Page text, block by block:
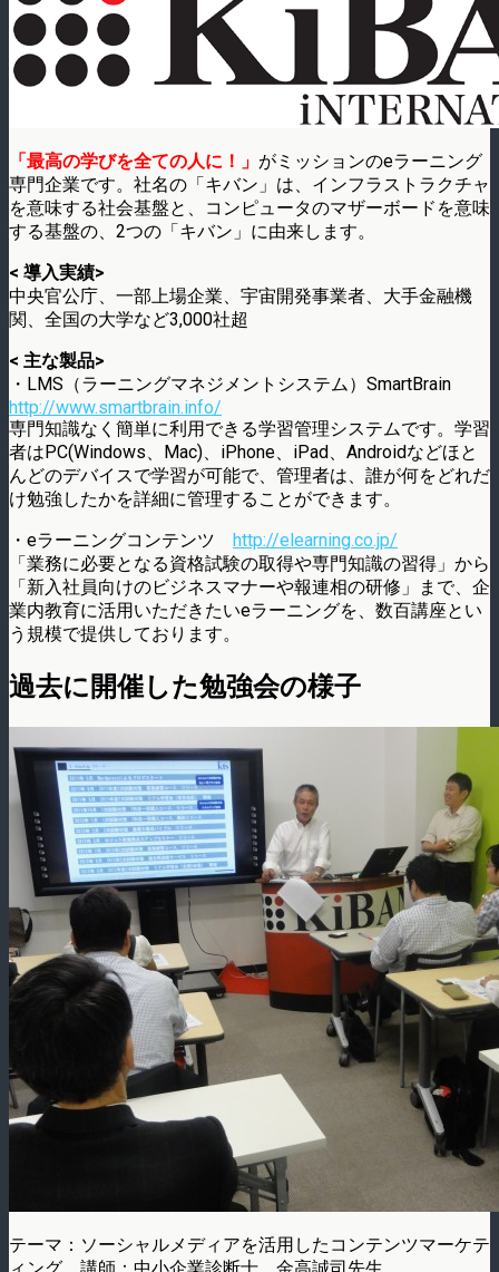
「最高の学びを全ての人に！」 がミッションのeラーニング
専門企業です。社名の「キバン」は、インフラストラクチャ
を意味する社会基盤と、コンピュータのマザーボードを意味
する基盤の、2つの「キバン」に由来します。
< 導入実績>
中央官公庁、一部上場企業、宇宙開発事業者、大手金融機
関、全国の大学など3,000社超
< 主な製品>
・LMS（ラーニングマネジメントシステム）SmartBrain
http://www.smartbrain.info/
専門知識なく簡単に利用できる学習管理システムです。学習
者はPC(Windows、Mac)、iPhone、iPad、Androidなどほと
んどのデバイスで学習が可能で、管理者は、誰が何をどれだ
け勉強したかを詳細に管理することができます。
・eラーニングコンテンツ http://elearning.co.jp/
「業務に必要となる資格試験の取得や専門知識の習得」から
「新入社員向けのビジネスマナーや報連相の研修」まで、企
業内教育に活用いただきたいeラーニングを、数百講座とい
う規模で提供しております。
過去に開催した勉強会の様子
テーマ：ソーシャルメディアを活用したコンテンツマーケテ